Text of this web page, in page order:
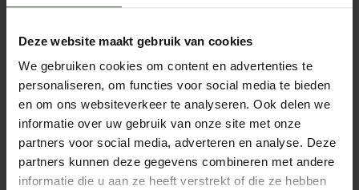
Deze website maakt gebruik van cookies
We gebruiken cookies om content en advertenties te
personaliseren, om functies voor social media te bieden
en om ons websiteverkeer te analyseren. Ook delen we
informatie over uw gebruik van onze site met onze
partners voor social media, adverteren en analyse. Deze
partners kunnen deze gegevens combineren met andere
informatie die u aan ze heeft verstrekt of die ze hebben
met iedereen die goedhartig is. Voor een
huis, bent u bij mij aan het juiste adres. Door middel van
Ook bied ik massages aan als u sportief bent; een
conditionerende sportmassage geven voordat u gaat
sporten sporten, om uw spieren voor te bereiden, of
na het sporten, om uw spieren te herstellen.
Laten we elkaar blij maken en vandaag nog jouw
masseur aan de deur ervaren!